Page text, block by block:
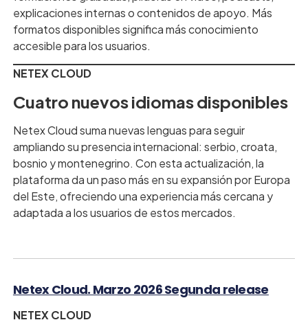
explicaciones internas o contenidos de apoyo. Más
formatos disponibles significa más conocimiento
accesible para los usuarios.
NETEX CLOUD
Cuatro nuevos idiomas disponibles
Netex Cloud suma nuevas lenguas para seguir
ampliando su presencia internacional: serbio, croata,
bosnio y montenegrino. Con esta actualización, la
plataforma da un paso más en su expansión por Europa
del Este, ofreciendo una experiencia más cercana y
adaptada a los usuarios de estos mercados.
Netex Cloud. Marzo 2026 Segunda release
NETEX CLOUD